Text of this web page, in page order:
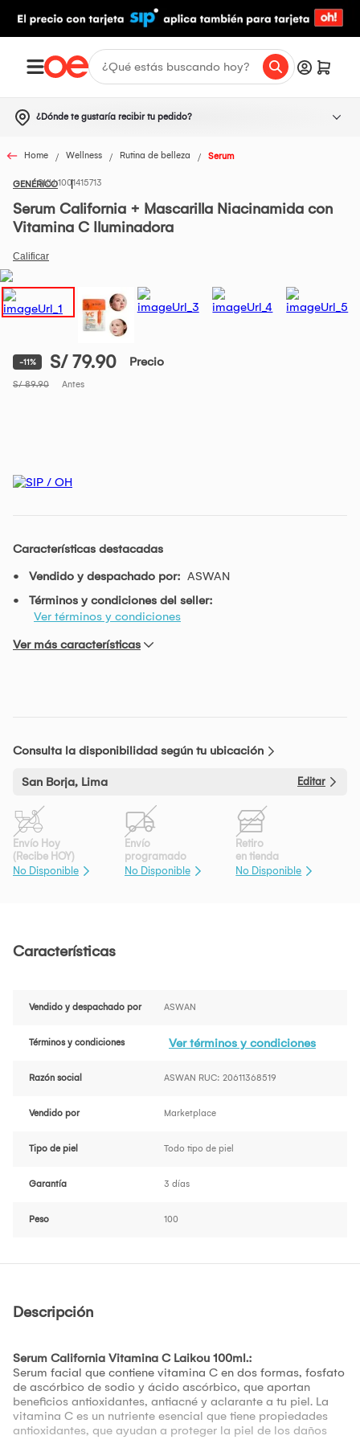
¿Dónde te gustaría recibir tu pedido?
Home Wellness Rutina de belleza Serum
GENÉRICO1001415713
Serum California + Mascarilla Niacinamida con
Vitamina C Iluminadora
-11% S/ 79.90 Precio
S/ 89.90 Antes
Características destacadas
Vendido y despachado por: ASWAN
Términos y condiciones del seller:
Ver términos y condiciones
Ver más características
Consulta la disponibilidad según tu ubicación
San Borja, Lima Editar
Envío Hoy
(Recibe HOY)
No Disponible
Envío
programado
No Disponible
Retiro
en tienda
No Disponible
Características
Vendido y despachado por ASWAN
Términos y condiciones Ver términos y condiciones
Razón social ASWAN RUC: 20611368519
Vendido por Marketplace
Tipo de piel Todo tipo de piel
Garantía 3 días
Peso 100
Descripción
Serum California Vitamina C Laikou 100ml.:
Serum facial que contiene vitamina C en dos formas, fosfato
de ascórbico de sodio y ácido ascórbico, que aportan
beneficios antioxidantes, antiacné y aclarante a tu piel. La
vitamina C es un nutriente esencial que tiene propiedades
antioxidantes, que ayudan a proteger la piel de los daños